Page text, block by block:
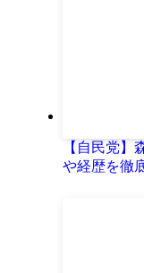
【自民党
や経歴を徹